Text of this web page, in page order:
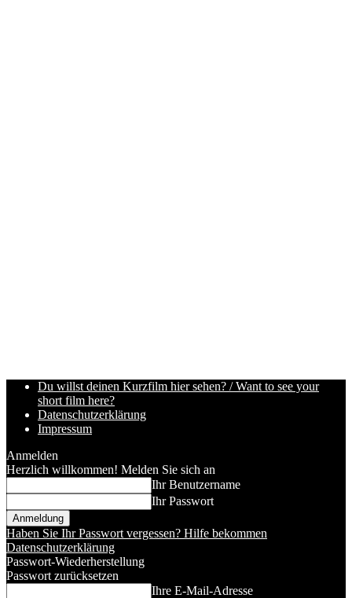
Du willst deinen Kurzfilm hier sehen? / Want to see your
short film here?
Datenschutzerklärung
Impressum
Anmelden
Herzlich willkommen! Melden Sie sich an
Ihr Benutzername
Ihr Passwort
Haben Sie Ihr Passwort vergessen? Hilfe bekommen
Datenschutzerklärung
Passwort-Wiederherstellung
Passwort zurücksetzen
Ihre E-Mail-Adresse